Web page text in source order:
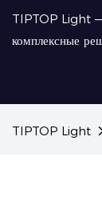
TIPTOP Light —
комплексные
TIPTOP Light